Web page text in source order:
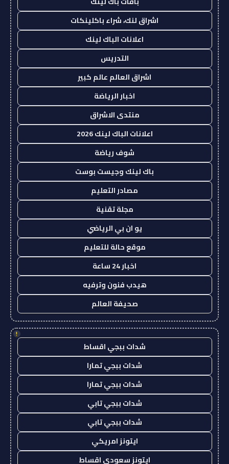
اشراق لنك، شراء باكلينكات
اعلانات الباك لينك
التدريس
اشراق العالم عالم كبير
اخبار الرياضة
منتدى الاشراق
اعلانات الباك لينك 2026
شوف رياضة
باك لينك وجيست بوست
مصادر التعليم
مجلة تقنية
يو ان بي الرياضي
موقع حالة للتعليم
اخبار 24 ساعة
هيدب فنون وترفيه
صحيفة العالم
!
شدات ببجي اقساط
شدات ببجي تمارا
شدات ببجي تمارا
شدات ببجي تابي
شدات ببجي تابي
ايتونز امريكي
ايتونز سعودي اقساط